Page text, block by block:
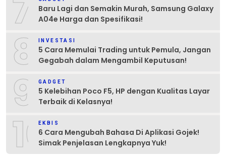
7
Baru Lagi dan Semakin Murah, Samsung Galaxy
A04e Harga dan Spesifikasi!
8 INVESTASI
5 Cara Memulai Trading untuk Pemula, Jangan
Gegabah dalam Mengambil Keputusan!
9 GADGET
5 Kelebihan Poco F5, HP dengan Kualitas Layar
Terbaik di Kelasnya!
10EKBIS
6 Cara Mengubah Bahasa Di Aplikasi Gojek!
Simak Penjelasan Lengkapnya Yuk!